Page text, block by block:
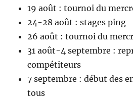
19 août : tournoi du
24-28 août : stages ping
26 août : tournoi du
31 août-4 septembre :
compétiteurs
7 septembre : début des
tous